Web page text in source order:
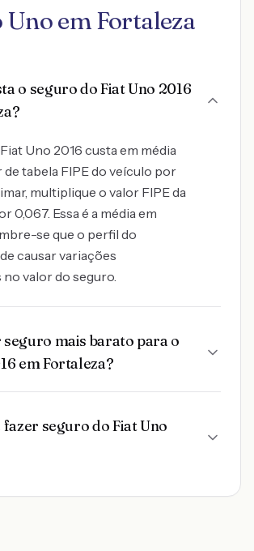
Uno em Fortaleza
o seguro do Fiat Uno 2016
Uno 2016 custa em média
de tabela FIPE do veículo por
multiplique o valor FIPE da
0,067. Essa é a média em
se que o perfil do
causar variações
valor do seguro.
mais barato para o
em Fortaleza?
fazer seguro do Fiat Uno